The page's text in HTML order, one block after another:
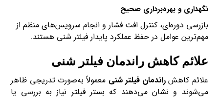
نگهداری و بهره‌برداری صحیح
بازرسی دوره‌ای، کنترل افت فشار و انجام سرویس‌های منظم از
مهم‌ترین عوامل در حفظ عملکرد پایدار فیلتر شنی هستند.
علائم کاهش راندمان فیلتر شنی
علائم کاهش راندمان فیلتر شنی معمولاً به‌صورت تدریجی ظاهر
می‌شوند و نشان می‌دهند که بستر فیلتر نیاز به بررسی یا